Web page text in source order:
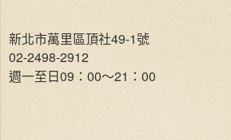
新北市萬里區頂社49-1號
02-2498-2912
週一至日09：00～21：00